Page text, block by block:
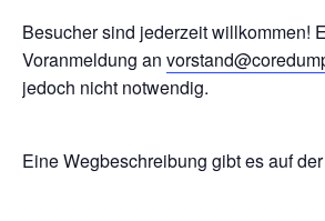
Besucher sind jederzeit willkommen!
Voranmeldung an
jedoch nicht notwendig.
Eine Wegbeschreibung gibt es auf der